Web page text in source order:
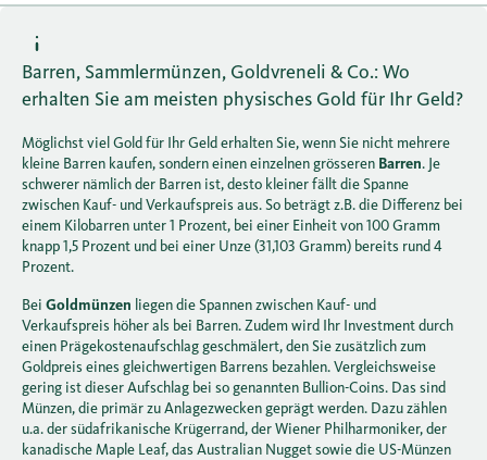
Barren, Sammlermünzen, Goldvreneli & Co.: Wo
erhalten Sie am meisten physisches Gold für Ihr Geld?
Möglichst viel Gold für Ihr Geld erhalten Sie, wenn Sie nicht mehrere
kleine Barren kaufen, sondern einen einzelnen grösseren Barren. Je
schwerer nämlich der Barren ist, desto kleiner fällt die Spanne
zwischen Kauf- und Verkaufspreis aus. So beträgt z.B. die Differenz bei
einem Kilobarren unter 1 Prozent, bei einer Einheit von 100 Gramm
knapp 1,5 Prozent und bei einer Unze (31,103 Gramm) bereits rund 4
Prozent.
Bei Goldmünzen liegen die Spannen zwischen Kauf- und
Verkaufspreis höher als bei Barren. Zudem wird Ihr Investment durch
einen Prägekostenaufschlag geschmälert, den Sie zusätzlich zum
Goldpreis eines gleichwertigen Barrens bezahlen. Vergleichsweise
gering ist dieser Aufschlag bei so genannten Bullion-Coins. Das sind
Münzen, die primär zu Anlagezwecken geprägt werden. Dazu zählen
u.a. der südafrikanische Krügerrand, der Wiener Philharmoniker, der
kanadische Maple Leaf, das Australian Nugget sowie die US-Münzen